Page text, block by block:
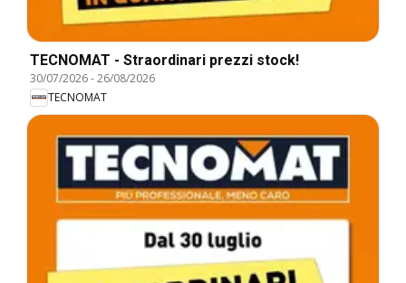
TECNOMAT - Straordinari prezzi stock!
30/07/2026-26/08/2026
TECNOMAT